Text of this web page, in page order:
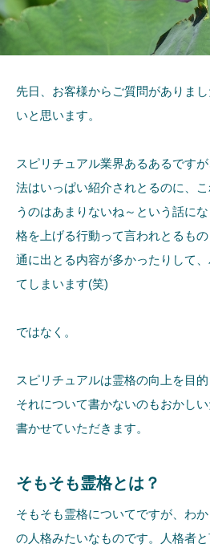
先日、お客様からご質問がありま
いと思います。
スピリチュアル業界あるあるです
法はいっぱい紹介されとるのに、
うのはあまりないね～という話に
格を上げる行動って言われとるも
通に出とる内容が多かったりして
てしまいます(笑)
ではなく。
スピリチュアルは霊格の向上を目
それについて書かないのもおかしい
書かせていただきます。
そもそも霊格とは？
そもそも霊格についてですが、わ
の人格みたいなものです。人格者